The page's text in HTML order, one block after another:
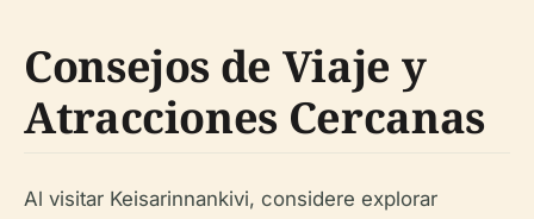
Consejos de Viaje y
Atracciones Cercanas
Al visitar Keisarinnankivi, considere explorar